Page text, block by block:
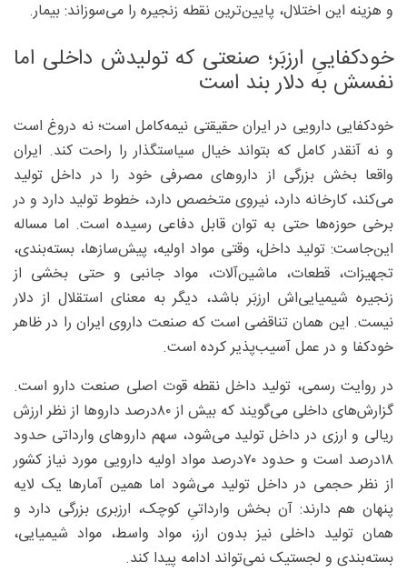
و هزینه این اختلال، پایین‌ترین نقطه زنجیره را می‌سوزاند: بیمار.
خودکفاییِ ارزبَر؛ صنعتی که تولیدش داخلی اما
نفسش به دلار بند است
خودکفایی دارویی در ایران حقیقتی نیمه‌کامل است؛ نه دروغ است
و نه آنقدر کامل که بتواند خیال سیاستگذار را راحت کند. ایران
واقعا بخش بزرگی از داروهای مصرفی خود را در داخل تولید
می‌کند، کارخانه دارد، نیروی متخصص دارد، خطوط تولید دارد و در
برخی حوزه‌ها حتی به توان قابل دفاعی رسیده است. اما مساله
این‌جاست: تولید داخل، وقتی مواد اولیه، پیش‌سازها، بسته‌بندی،
تجهیزات، قطعات، ماشین‌آلات، مواد جانبی و حتی بخشی از
زنجیره شیمیایی‌اش ارزبَر باشد، دیگر به معنای استقلال از دلار
نیست. این همان تناقضی است که صنعت داروی ایران را در ظاهر
خودکفا و در عمل آسیب‌پذیر کرده است.
در روایت رسمی، تولید داخل نقطه قوت اصلی صنعت دارو است.
گزارش‌های داخلی می‌گویند که بیش از ۸۰‌درصد داروها از نظر ارزش
ریالی و ارزی در داخل تولید می‌شود، سهم داروهای وارداتی حدود
۱۸‌درصد است و حدود ۷۰‌درصد مواد اولیه دارویی مورد نیاز کشور
از نظر حجمی در داخل تولید می‌شود اما همین آمارها یک لایه
پنهان هم دارند: آن بخش وارداتیِ کوچک، ارزبری بزرگی دارد و
همان تولید داخلی نیز بدون ارز، مواد واسط، مواد شیمیایی،
بسته‌بندی و لجستیک نمی‌تواند ادامه پیدا کند.